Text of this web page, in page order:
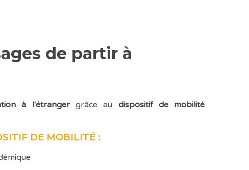
de partir à
à l'étranger grâce au dispositif de mobilité
DE MOBILITÉ :